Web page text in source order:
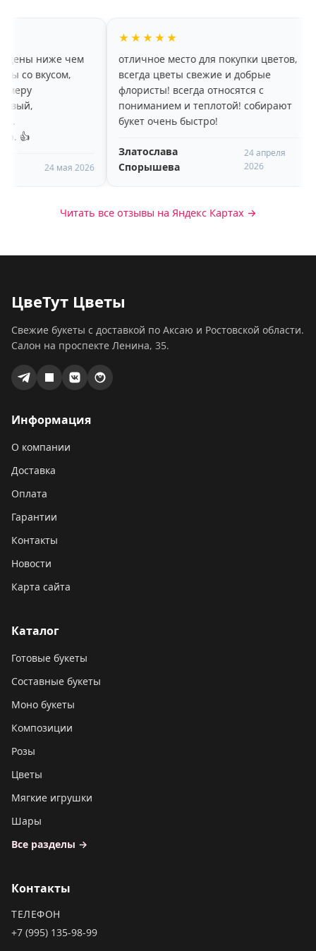
отличное место для покупки цветов,
всегда цветы свежие и добрые
флористы! всегда относятся с
пониманием и теплотой! собирают
букет очень быстро!
Спорышева
24 апреля
2026
Заказываю не
области для
подводили ,
оформление
оперативно
назначенное
Nome Nome
Читать все отзывы на Яндекс Картах →
ЦвеТут Цветы
Свежие букеты с доставкой по Аксаю и Ростовской области.
Салон на проспекте Ленина, 35.
Информация
О компании
Доставка
Оплата
Гарантии
Контакты
Новости
Карта сайта
Каталог
Готовые букеты
Составные букеты
Моно букеты
Композиции
Розы
Цветы
Мягкие игрушки
Шары
Все разделы →
Контакты
ТЕЛЕФОН
+7 (995) 135-98-99